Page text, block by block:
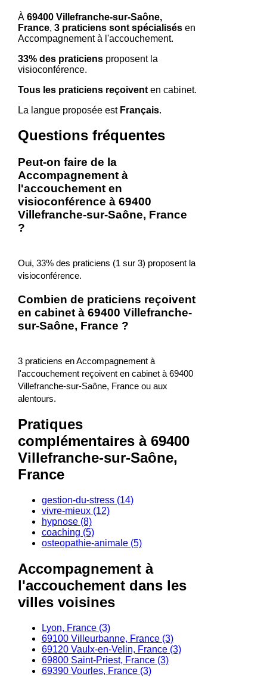
À 69400 Villefranche-sur-Saône,
France, 3 praticiens sont spécialisésen
Accompagnement à l'accouchement.
33% des praticiensproposent la
visioconférence.
Tous les praticiens reçoiventen cabinet.
La langue proposée est Français.
Questions fréquentes
Peut-on faire de la
Accompagnement à
l'accouchement en
visioconférence à 69400
Villefranche-sur-Saône, France
?
Oui, 33% des praticiens (1 sur 3) proposent la
visioconférence.
Combien de praticiens reçoivent
en cabinet à 69400 Villefranche-
sur-Saône, France ?
3 praticiens en Accompagnement à
l'accouchement reçoivent en cabinet à 69400
Villefranche-sur-Saône, France ou aux
alentours.
Pratiques
complémentaires à 69400
Villefranche-sur-Saône,
France
gestion-du-stress (14)
vivre-mieux (12)
hypnose (8)
coaching (5)
osteopathie-animale (5)
Accompagnement à
l'accouchement dans les
villes voisines
Lyon, France (3)
69100 Villeurbanne, France (3)
69120 Vaulx-en-Velin, France (3)
69800 Saint-Priest, France (3)
69390 Vourles, France (3)